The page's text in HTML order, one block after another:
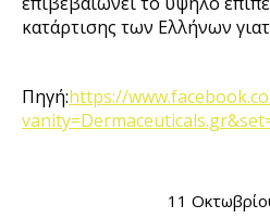
κατάρτισης των Ελλήνων
Πηγή:https://
11